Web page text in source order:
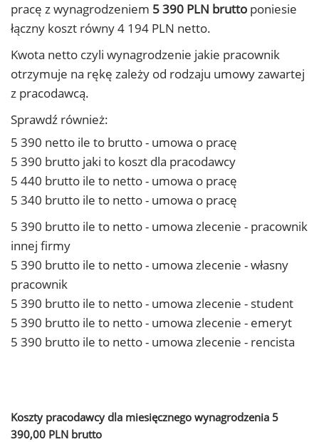
pracę z wynagrodzeniem 5 390 PLN brutto poniesie
łączny koszt równy 4 194 PLN netto.
Kwota netto czyli wynagrodzenie jakie pracownik
otrzymuje na rękę zależy od rodzaju umowy zawartej
z pracodawcą.
Sprawdź również:
5 390 netto ile to brutto - umowa o pracę
5 390 brutto jaki to koszt dla pracodawcy
5 440 brutto ile to netto - umowa o pracę
5 340 brutto ile to netto - umowa o pracę
5 390 brutto ile to netto - umowa zlecenie - pracownik
innej firmy
5 390 brutto ile to netto - umowa zlecenie - własny
pracownik
5 390 brutto ile to netto - umowa zlecenie - student
5 390 brutto ile to netto - umowa zlecenie - emeryt
5 390 brutto ile to netto - umowa zlecenie - rencista
Koszty pracodawcy dla miesięcznego wynagrodzenia 5
390,00 PLN brutto